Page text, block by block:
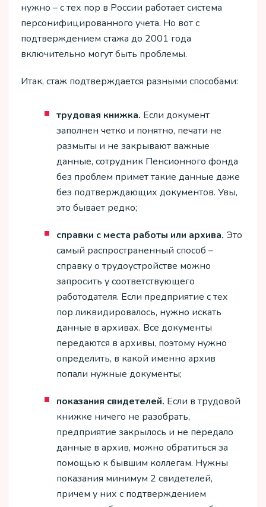
нужно – с тех пор в России работает система
персонифицированного учета. Но вот с
подтверждением стажа до 2001 года
включительно могут быть проблемы.
Итак, стаж подтверждается разными способами:
трудовая книжка. Если документ
заполнен четко и понятно, печати не
размыты и не закрывают важные
данные, сотрудник Пенсионного фонда
без проблем примет такие данные даже
без подтверждающих документов. Увы,
это бывает редко;
справки с места работы или архива. Это
самый распространенный способ –
справку о трудоустройстве можно
запросить у соответствующего
работодателя. Если предприятие с тех
пор ликвидировалось, нужно искать
данные в архивах. Все документы
передаются в архивы, поэтому нужно
определить, в какой именно архив
попали нужные документы;
показания свидетелей. Если в трудовой
книжке ничего не разобрать,
предприятие закрылось и не передало
данные в архив, можно обратиться за
помощью к бывшим коллегам. Нужны
показания минимум 2 свидетелей,
причем у них с подтверждением